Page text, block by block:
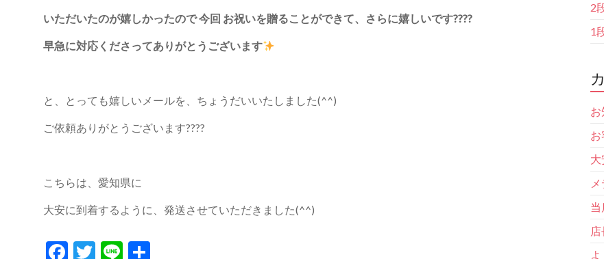
いただいたのが嬉しかったので 今回 お祝いを贈ることができて、さらに嬉しいです????
早急に対応くださってありがとうございます
と、とっても嬉しいメールを、ちょうだいいたしました(^^)
ご依頼ありがとうございます????
こちらは、愛知県に
大安に到着するように、発送させていただきました(^^)
F
T
Li
2
1
お
お
大
当